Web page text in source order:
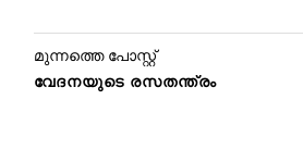
മുന്നത്തെ പോസ്റ്റ്
വേദനയുടെ രസതന്ത്രം